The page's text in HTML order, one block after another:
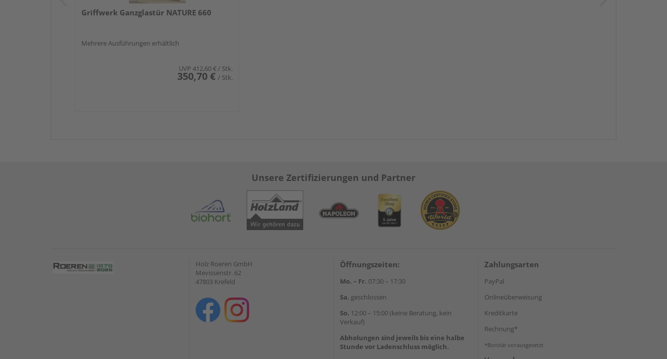
Griffwerk Ganzglastür NATURE 660
Mehrere Ausführungen erhältlich
UVP 412,60 €/ Stk.
350,70 € / Stk.
Unsere Zertifizierungen und Partner
Holz Roeren GmbH
Mevissenstr. 62
47803 Krefeld
Öffnungszeiten:
Mo. – Fr. 07:30 – 17:30
Sa. geschlossen
So. 12:00 – 15:00 (keine Beratung, kein
Verkauf)
Abholungen sind jeweils bis eine halbe
Stunde vor Ladenschluss möglich.
Zahlungsarten
PayPal
Onlineüberweisung
Kreditkarte
Rechnung*
*Bonität vorausgesetzt